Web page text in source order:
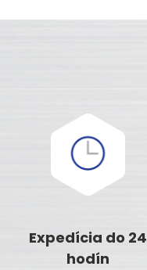
Expedícia do 24
hodín